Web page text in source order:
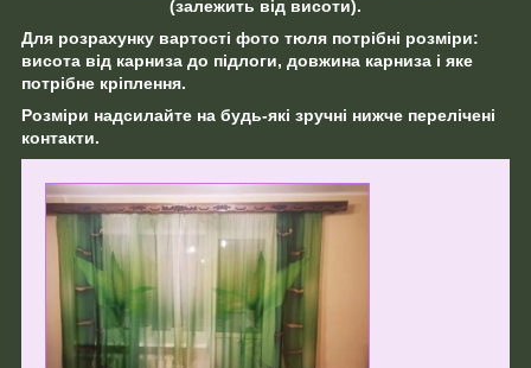
(залежить від висоти).
Для розрахунку вартості фото тюля потрібні розміри:
висота від карниза до підлоги, довжина карниза і яке
потрібне кріплення.
Розміри надсилайте на будь-які зручні нижче перелічені
контакти.